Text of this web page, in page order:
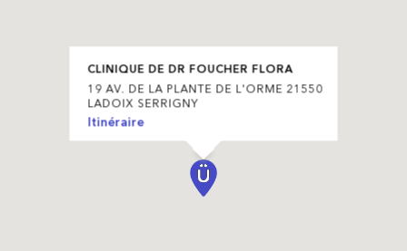
CLINIQUE DE DR FOUCHER FLORA
19 AV. DE LA PLANTE DE L'ORME 21550
LADOIX SERRIGNY
Itinéraire